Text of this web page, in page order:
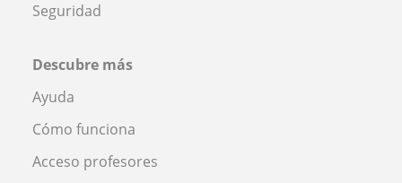
Seguridad
Descubre más
Ayuda
Cómo funciona
Acceso profesores